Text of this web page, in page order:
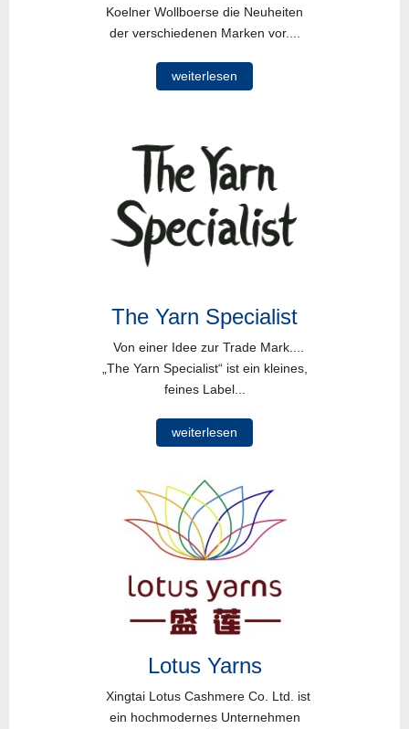
Koelner Wollboerse die Neuheiten
der verschiedenen Marken vor....
weiterlesen
The Yarn Specialist
Von einer Idee zur Trade Mark....
„The Yarn Specialist“ ist ein kleines,
feines Label...
weiterlesen
Lotus Yarns
Xingtai Lotus Cashmere Co. Ltd. ist
ein hochmodernes Unternehmen